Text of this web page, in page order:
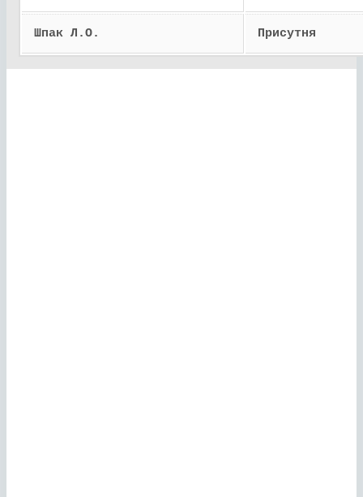
Шпак Л.О. Присутня